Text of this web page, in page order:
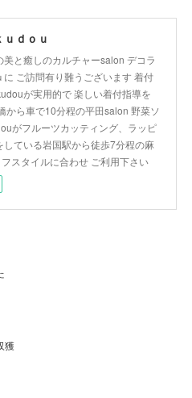
ｄｏｕ
美と癒しのカルチャーsalon デコラ
に ご訪問有り難うございます 着付
が実用的で 楽しい着付指導を
から車で10分程の平田salon 野菜ソ
がフルーツカッティング、ラッピ
している岩国駅から徒歩7分程の麻
スタイルに合わせ ご利用下さい
獲